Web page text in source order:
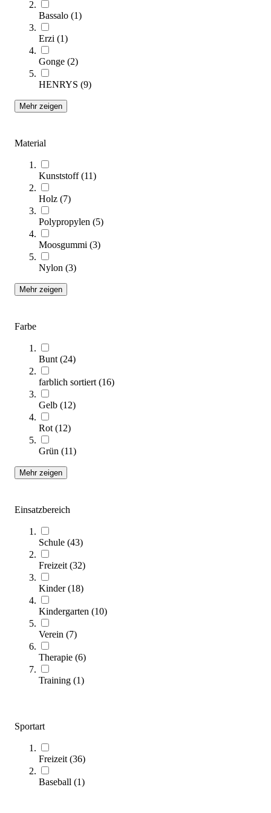
Bassalo (1)
Erzi (1)
Gonge (2)
HENRYS (9)
Mehr zeigen
Material
Kunststoff(11)
Holz (7)
Polypropylen (5)
Moosgummi (3)
Nylon (3)
Mehr zeigen
Farbe
Bunt (24)
farblich sortiert (16)
Gelb (12)
Rot (12)
Grün (11)
Mehr zeigen
Einsatzbereich
Schule (43)
Freizeit (32)
Kinder(18)
Kindergarten (10)
Verein (7)
Therapie (6)
Training (1)
Sportart
Freizeit (36)
Baseball (1)
Kategorien & Filter
Sie lesen gerade Seite
Seite
Seite 3
Sortieren nach
Kübler Sport® Jonglierbox XXL
514,00 €
Bald wieder lieferbar
tanga sports® Moosgummibälle, 60er-Set
134,00 €
Zum Produkt
Sofort lieferbar
Kübler Sport® Super-Spielebox
236,00 €
Zum Produkt
Bald wieder lieferbar
Kübler Sport® Jonglierbox
226,00 €